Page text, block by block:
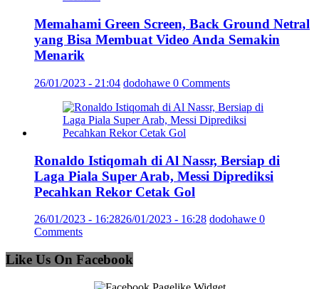
Memahami Green Screen, Back Ground Netral
yang Bisa Membuat Video Anda Semakin
Menarik
26/01/2023 - 21:04 dodohawe 0 Comments
Ronaldo Istiqomah di Al Nassr, Bersiap di
Laga Piala Super Arab, Messi Diprediksi
Pecahkan Rekor Cetak Gol
26/01/2023 - 16:2826/01/2023 - 16:28 dodohawe 0
Comments
Like Us On Facebook